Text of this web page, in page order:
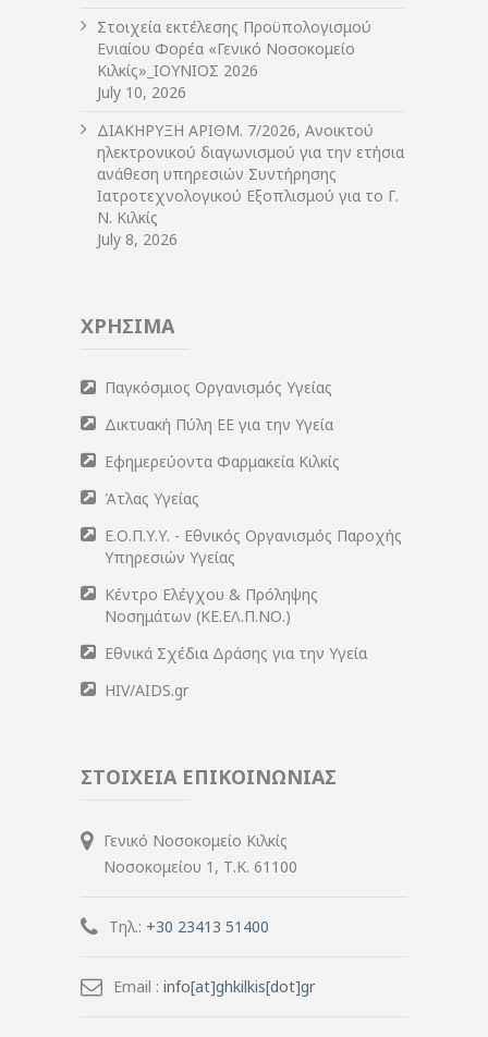
Στοιχεία εκτέλεσης Προϋπολογισμού
Ενιαίου Φορέα «Γενικό Νοσοκομείο
Κιλκίς»_ΙΟΥΝΙΟΣ 2026
July 10, 2026
ΔIΑΚΗΡΥΞΗ ΑΡIΘΜ. 7/2026, Ανοικτού
ηλεκτρονικού διαγωνισμού για την ετήσια
ανάθεση υπηρεσιών Συντήρησης
Ιατροτεχνολογικού Εξοπλισμού για το Γ.
Ν. Κιλκίς
July 8, 2026
ΧΡΗΣΙΜΑ
Παγκόσμιος Οργανισμός Υγείας
Δικτυακή Πύλη ΕΕ για την Υγεία
Εφημερεύοντα Φαρμακεία Κιλκίς
Άτλας Υγείας
Ε.Ο.Π.Υ.Υ. - Εθνικός Οργανισμός Παροχής
Υπηρεσιών Υγείας
Κέντρο Ελέγχου & Πρόληψης
Νοσημάτων (ΚΕ.ΕΛ.Π.ΝΟ.)
Εθνικά Σχέδια Δράσης για την Υγεία
HIV/AIDS.gr
ΣΤΟΙΧΕΙΑ ΕΠΙΚΟΙΝΩΝΙΑΣ
Γενικό Νοσοκομείο Κιλκίς
Νοσοκομείου 1, Τ.Κ. 61100
Τηλ.: +30 23413 51400
Email : info[at]ghkilkis[dot]gr